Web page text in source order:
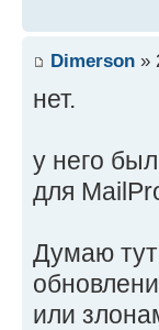
Dimerson »
нет.
у него
для
Думаю
или